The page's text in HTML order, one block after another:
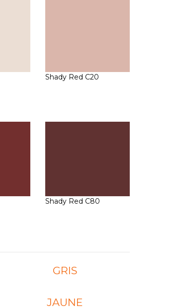
Shady Red C20
Shady Red C80
GRIS
JAUNE